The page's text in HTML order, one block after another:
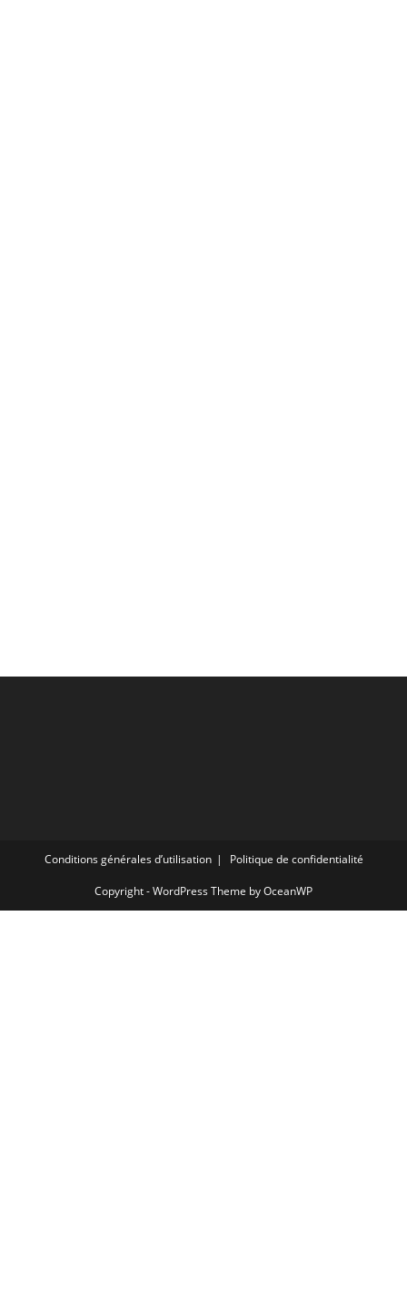
Conditions générales d’utilisation Politique de confidentialité
Copyright - WordPress Theme by OceanWP